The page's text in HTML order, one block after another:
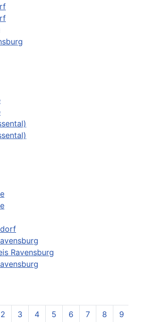
Ravensburg
2 3 4 5 6 7 8 9